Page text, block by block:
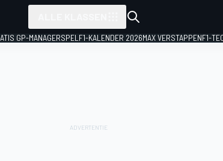
GP-MANAGERSPEL F1-KALENDER 2026MAX VERSTAPPENF1-